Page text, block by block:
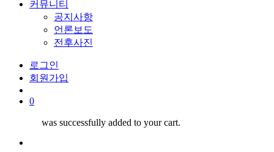
커뮤니티
공지사항
언론보도
전후사진
로그인
회원가입
0
was successfully added to your cart.